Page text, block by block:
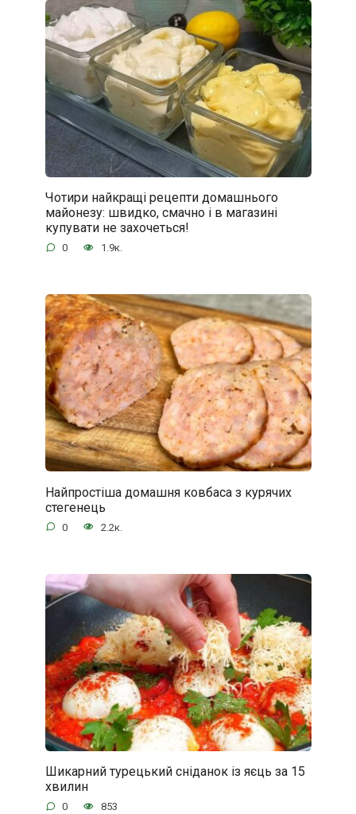
Чотири найкращі рецепти домашнього
майонезу: швидко, смачно і в магазині
купувати не захочеться!
0 1.9к.
Найпростіша домашня ковбаса з курячих
стегенець
0 2.2к.
Шикарний турецький сніданок із яєць за 15
хвилин
0 853